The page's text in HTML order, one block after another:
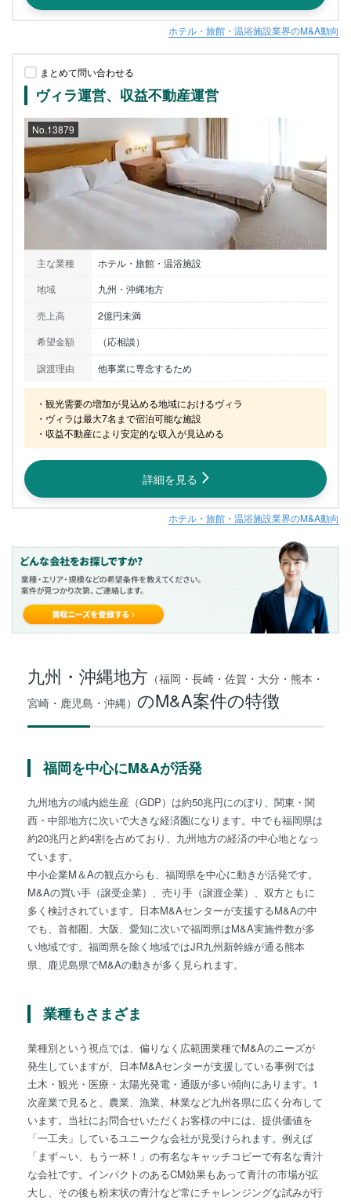
ホテル・旅館・温浴施設業界のM&A動向
まとめて問い合わせる
ヴィラ運営、収益不動産運営
No.13879
主な業種
ホテル・旅館・温浴施設
地域
九州・沖縄地方
売上高
2億円未満
希望金額
（応相談）
譲渡理由
他事業に専念するため
・観光需要の増加が見込める地域におけるヴィラ
・ヴィラは最大7名まで宿泊可能な施設
・収益不動産により安定的な収入が見込める
詳細を見る
ホテル・旅館・温浴施設業界のM&A動向
九州・沖縄地方 （福岡・長崎・佐賀・大分・熊本・
宮崎・鹿児島・沖縄） のM&A案件の特徴
福岡を中心にM&Aが活発
九州地方の域内総生産（GDP）は約50兆円にのぼり、関東・関
西・中部地方に次いで大きな経済圏になります。中でも福岡県は
約20兆円と約4割を占めており、九州地方の経済の中心地となっ
ています。
中小企業M＆Aの観点からも、福岡県を中心に動きが活発です。
M&Aの買い手（譲受企業）、売り手（譲渡企業）、双方ともに
多く検討されています。日本M&Aセンターが支援するM&Aの中
でも、首都圏、大阪、愛知に次いで福岡県はM&A実施件数が多
い地域です。福岡県を除く地域ではJR九州新幹線が通る熊本
県、鹿児島県でM&Aの動きが多く見られます。
業種もさまざま
業種別という視点では、偏りなく広範囲業種でM&Aのニーズが
発生していますが、日本M&Aセンターが支援している事例では
土木・観光・医療・太陽光発電・通販が多い傾向にあります。1
次産業で見ると、農業、漁業、林業など九州各県に広く分布して
います。当社にお問合せいただくお客様の中には、提供価値を
「一工夫」しているユニークな会社が見受けられます。例えば
「まず～い、もう一杯！」の有名なキャッチコピーで有名な青汁
な会社です。インパクトのあるCM効果もあって青汁の市場が拡
大し、その後も粉末状の青汁など常にチャレンジングな試みが行